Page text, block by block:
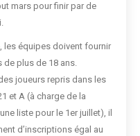
mars pour finir par de
les équipes doivent fournir
de plus de 18 ans.
joueurs repris dans les
et A (à charge de la
liste pour le 1er juillet), il
d’inscriptions égal au